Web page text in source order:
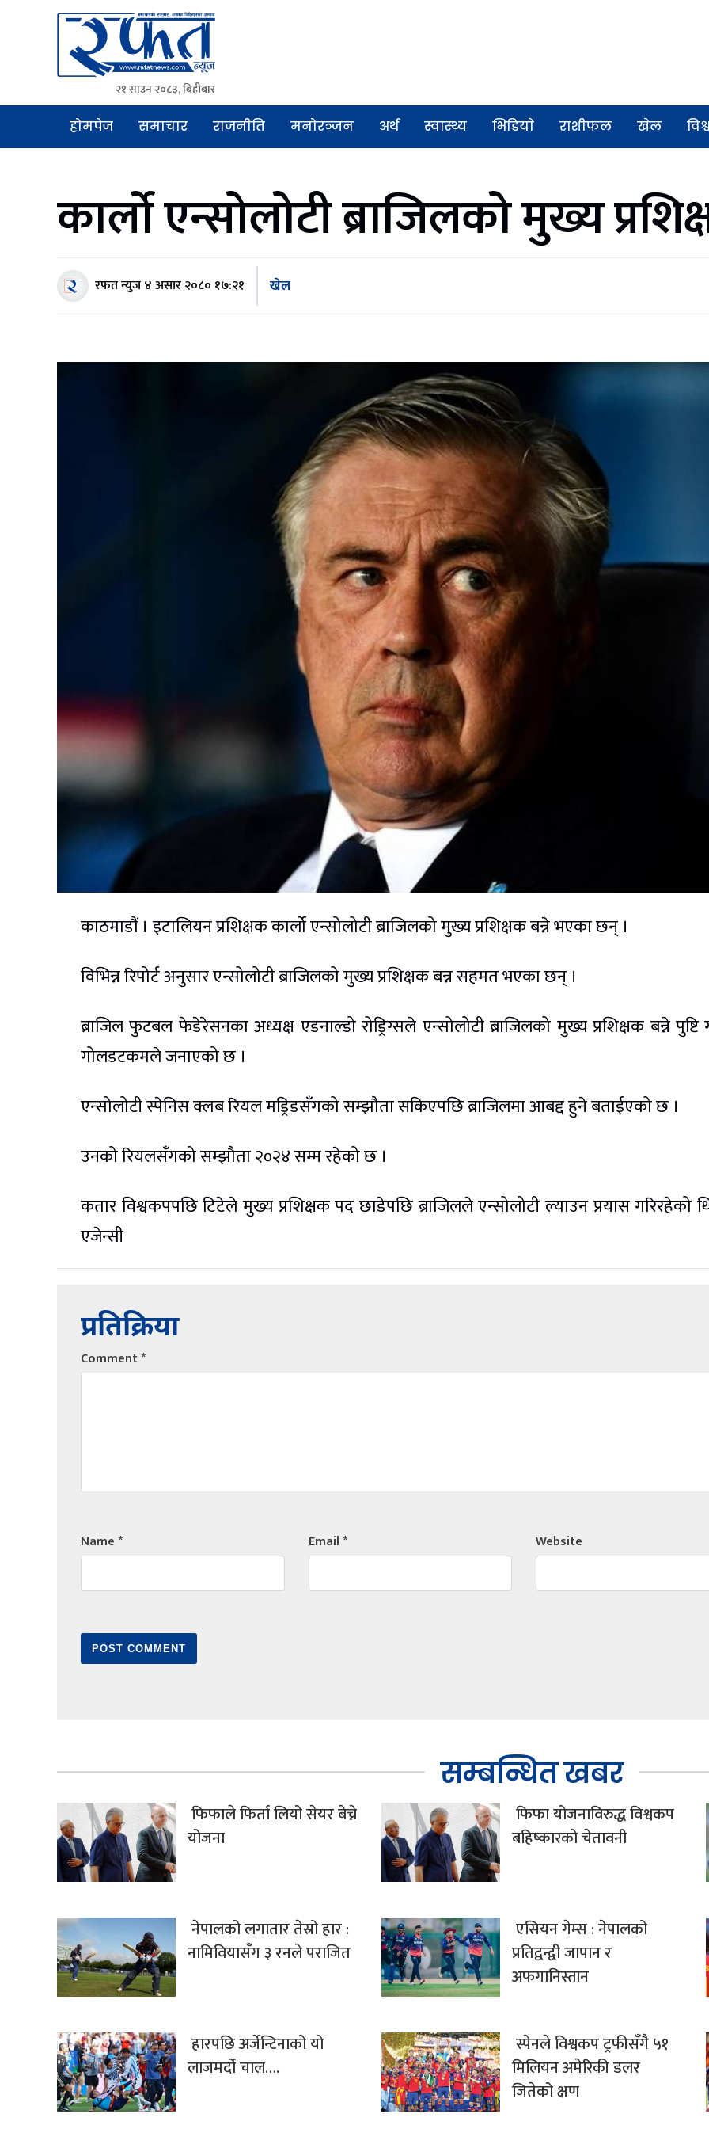
Rafat News
समाचारको रफ्तार, आवाज बिहिनहरुको आवाज
२१ साउन २०८३, बिहीबार
होमपेज समाचार राजनीति मनोरञ्जन अर्थ स्वास्थ्य भिडियाे राशीफल खेल
कार्लो एन्सोलोटी ब्राजिलको मुख्य
रफत न्युज४ असार २०८० १७:२१ खेल
काठमाडौं । इटालियन प्रशिक्षक कार्लो एन्सोलोटी ब्राजिलको मुख्य प्रशिक्षक बन्ने भएका छन् ।
विभिन्न रिपोर्ट अनुसार एन्सोलोटी ब्राजिलको मुख्य प्रशिक्षक बन्न सहमत भएका छन् ।
ब्राजिल फुटबल फेडेरेसनका अध्यक्ष एडनाल्डो रोड्रिग्सले एन्सोलोटी ब्राजिलको मुख्य प्रशिक्षक बन्ने पुष्टि
गोलडटकमले जनाएको छ ।
एन्सोलोटी स्पेनिस क्लब रियल मड्रिडसँगको सम्झौता सकिएपछि ब्राजिलमा आबद्द हुने बताईएको छ ।
उनको रियलसँगको सम्झौता २०२४ सम्म रहेको छ ।
कतार विश्वकपपछि टिटेले मुख्य प्रशिक्षक पद छाडेपछि ब्राजिलले एन्सोलोटी ल्याउन प्रयास गरिरहेको
एजेन्सी
प्रतिक्रिया
Comment*
Name* Email* Website
सम्बन्धित खबर
फिफाले फिर्ता लियो सेयर बेच्ने
योजना
फिफा योजनाविरुद्ध विश्वकप
बहिष्कारको चेतावनी
नेपालको लगातार तेस्रो हार :
नामिवियासँग ३ रनले पराजित
एसियन गेम्स : नेपालको
प्रतिद्वन्द्वी जापान र
अफगानिस्तान
हारपछि अर्जेन्टिनाको यो
लाजमर्दो चाल….
स्पेनले विश्वकप ट्रफीसँगै ५१
मिलियन अमेरिकी डलर
जितेको क्षण